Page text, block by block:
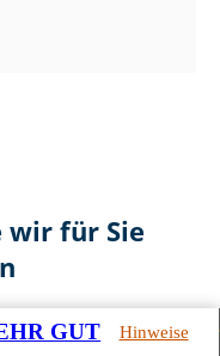
wir für Sie
GUT Hinweise